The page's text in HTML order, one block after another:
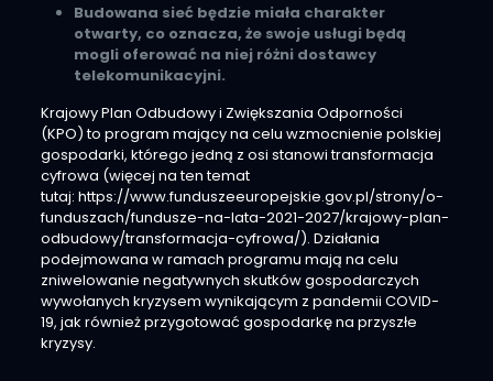
Budowana sieć będzie miała charakter
otwarty, co oznacza, że swoje usługi będą
mogli oferować na niej różni dostawcy
telekomunikacyjni.
Krajowy Plan Odbudowy i Zwiększania Odporności
(KPO) to program mający na celu wzmocnienie polskiej
gospodarki, którego jedną z osi stanowi transformacja
cyfrowa (więcej na ten temat
tutaj: https://www.funduszeeuropejskie.gov.pl/strony/o-
funduszach/fundusze-na-lata-2021-2027/krajowy-plan-
odbudowy/transformacja-cyfrowa/). Działania
podejmowana w ramach programu mają na celu
zniwelowanie negatywnych skutków gospodarczych
wywołanych kryzysem wynikającym z pandemii COVID-
19, jak również przygotować gospodarkę na przyszłe
kryzysy.